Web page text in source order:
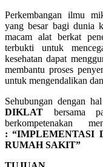
Perkembangan ilmu
yang besar bagi dunia
macam alat berkat
terbukti untuk
kesehatan dapat
membantu proses
untuk mengendalikan
Sehubungan dengan
DIKLAT bersama
berkompetenakan
: “IMPLEMENTASI
RUMAH SAKIT”